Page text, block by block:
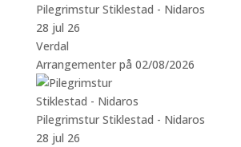
Pilegrimstur Stiklestad - Nidaros
28 jul 26
Verdal
Arrangementer på 02/08/2026
Pilegrimstur Stiklestad - Nidaros
28 jul 26